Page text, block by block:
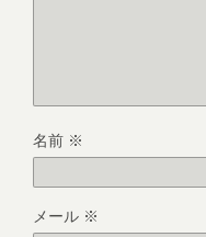
名前 ※
メール ※